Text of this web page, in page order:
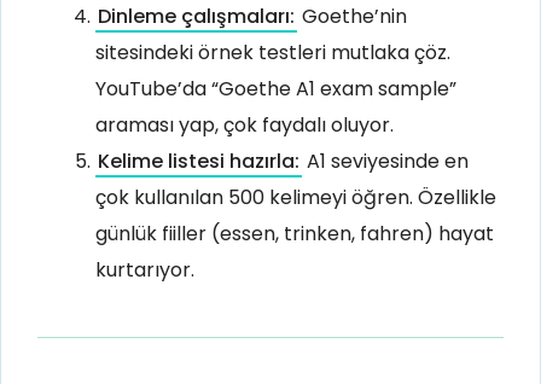
Dinleme çalışmaları: Goethe’nin
sitesindeki örnek testleri mutlaka çöz.
YouTube’da “Goethe A1 exam sample”
araması yap, çok faydalı oluyor.
Kelime listesi hazırla: A1 seviyesinde en
çok kullanılan 500 kelimeyi öğren. Özellikle
günlük fiiller (essen, trinken, fahren) hayat
kurtarıyor.